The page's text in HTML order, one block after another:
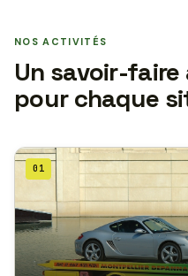
NOS ACTIVITÉS
Un savoir-
pour chaque
01